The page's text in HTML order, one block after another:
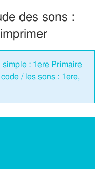
des sons :
simple : 1ere Primaire
/ les sons : 1ere,